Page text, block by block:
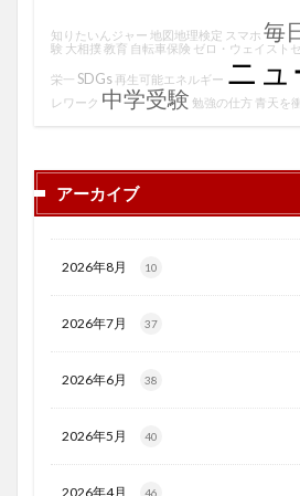
知りたいんジャー 地図地理検定 スマホ 毎
験 大相撲 教育 自転車保険 ゼロ・ウェイスト
栄一 SDGs 再生可能エネルギー ニュ
レワーク 中学受験 勉強の仕方 青天を
アーカイブ
2026年8月 10
2026年7月 37
2026年6月 38
2026年5月 40
2026年4月 46